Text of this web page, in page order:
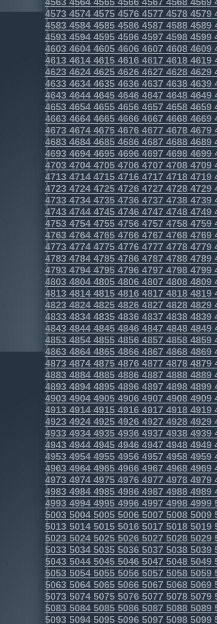
4573457445754576457745784579
4583458445854586458745884589
4593459445954596459745984599
4603460446054606460746084609
4613461446154616461746184619
4623462446254626462746284629
4633463446354636463746384639
4643464446454646464746484649
4653465446554656465746584659
4663466446654666466746684669
4673467446754676467746784679
4683468446854686468746884689
4693469446954696469746984699
4703470447054706470747084709
4713471447154716471747184719
4723472447254726472747284729
4733473447354736473747384739
4743474447454746474747484749
4753475447554756475747584759
4763476447654766476747684769
4773477447754776477747784779
4783478447854786478747884789
4793479447954796479747984799
4803480448054806480748084809
4813481448154816481748184819
4823482448254826482748284829
4833483448354836483748384839
4843484448454846484748484849
4853485448554856485748584859
4863486448654866486748684869
4873487448754876487748784879
4883488448854886488748884889
4893489448954896489748984899
4903490449054906490749084909
4913491449154916491749184919
4923492449254926492749284929
4933493449354936493749384939
4943494449454946494749484949
4953495449554956495749584959
4963496449654966496749684969
4973497449754976497749784979
4983498449854986498749884989
4993499449954996499749984999
5003500450055006500750085009
5013501450155016501750185019
5023502450255026502750285029
5033503450355036503750385039
5043504450455046504750485049
5053505450555056505750585059
5063506450655066506750685069
5073507450755076507750785079
5083508450855086508750885089
5093509450955096509750985099